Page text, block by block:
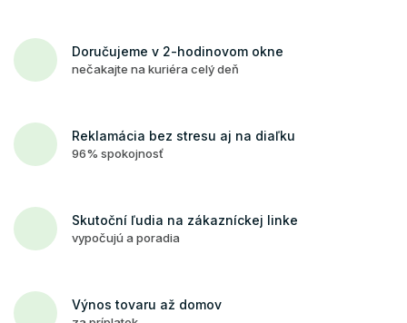
Doručujeme v 2-hodinovom okne
nečakajte na kuriéra celý deň
Reklamácia bez stresu aj na diaľku
96% spokojnosť
Skutoční ľudia na zákazníckej linke
vypočujú a poradia
Výnos tovaru až domov